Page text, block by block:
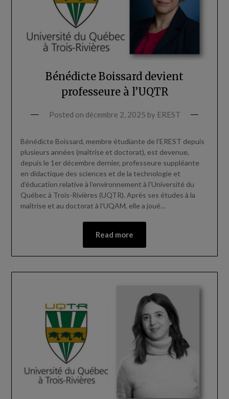
Bénédicte Boissard devient
professeure à l’UQTR
Posted on décembre 2, 2025 by EREST
Bénédicte Boissard, membre étudiante de l’EREST depuis
plusieurs années (maîtrise et doctorat), est devenue,
depuis le 1er décembre dernier, professeure suppléante
en didactique des sciences et de la technologie et
d’éducation relative à l’environnement à l’Université du
Québec à Trois-Rivières (UQTR). Après ses études à la
maîtrise et au doctorat à l’UQAM, elle a joué…
Read more